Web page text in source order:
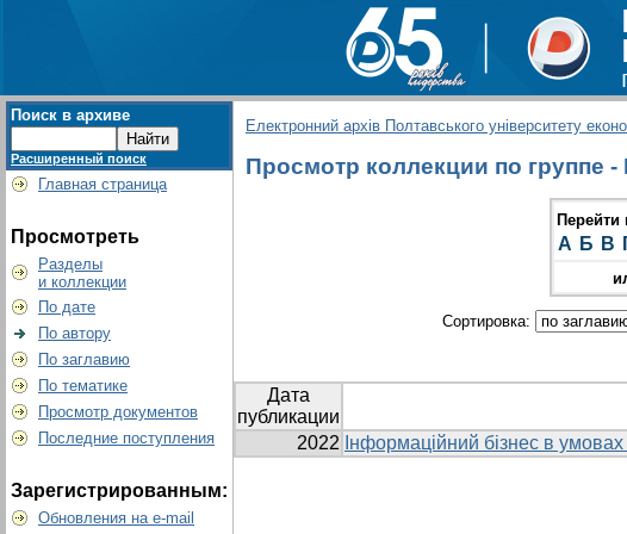
Поиск в архиве
Расширенный поиск
Главная страница
Просмотреть
Разделы
и коллекции
По дате
По автору
По заглавию
По тематике
Просмотр документов
Последние поступления
Зарегистрированным:
Обновления на e-mail
Електронний архів Полтавського університету
Просмотр коллекции по группе
Перейти
А Б В
Сортировка:
Дата
публикации
2022 Інформаційний бізнес в